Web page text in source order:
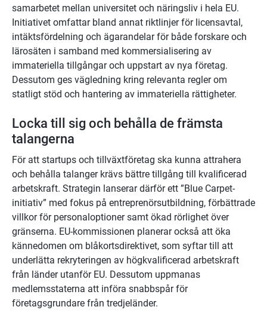
samarbetet mellan universitet och näringsliv i hela EU.
Initiativet omfattar bland annat riktlinjer för licensavtal,
intäktsfördelning och ägarandelar för både forskare och
lärosäten i samband med kommersialisering av
immateriella tillgångar och uppstart av nya företag.
Dessutom ges vägledning kring relevanta regler om
statligt stöd och hantering av immateriella rättigheter.
Locka till sig och behålla de främsta
talangerna
För att startups och tillväxtföretag ska kunna attrahera
och behålla talanger krävs bättre tillgång till kvalificerad
arbetskraft. Strategin lanserar därför ett ”Blue Carpet-
initiativ” med fokus på entreprenörsutbildning, förbättrade
villkor för personaloptioner samt ökad rörlighet över
gränserna. EU-kommissionen planerar också att öka
kännedomen om blåkortsdirektivet, som syftar till att
underlätta rekryteringen av högkvalificerad arbetskraft
från länder utanför EU. Dessutom uppmanas
medlemsstaterna att införa snabbspår för
företagsgrundare från tredjeländer.